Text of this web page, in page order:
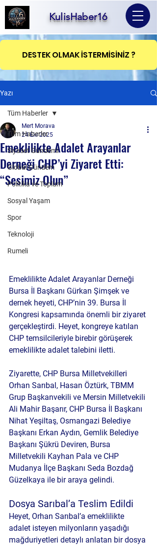
KulisHaber16
DESTEK OLMAK İSTERMİSİNİZ ?
Yazı
Tüm Haberler
Siyaset Gündemi
Global Gündem
Politika ve Toplum
Sosyal Yaşam
Spor
Teknoloji
Rumeli
Tüm Haberler
Emeklilikte Adalet Arayanlar
Derneği CHP’yi Ziyaret Etti:
“Sesimiz Olun”
Mert Morava
24 Eki 2025
Emeklilikte Adalet Arayanlar Derneği
Bursa İl Başkanı Gürkan Şimşek ve
dernek heyeti, CHP’nin 39. Bursa İl
Kongresi kapsamında önemli bir ziyaret
gerçekleştirdi. Heyet, kongreye katılan
CHP temsilcileriyle birebir görüşerek
emeklilikte adalet talebini iletti.
Ziyarette, CHP Bursa Milletvekilleri
Orhan Sarıbal, Hasan Öztürk, TBMM
Grup Başkanvekili ve Mersin Milletvekili
Ali Mahir Başarır, CHP Bursa İl Başkanı
Nihat Yeşiltaş, Osmangazi Belediye
Başkanı Erkan Aydın, Gemlik Belediye
Başkanı Şükrü Deviren, Bursa
Milletvekili Kayhan Pala ve CHP
Mudanya İlçe Başkanı Seda Bozdağ
Güzelkaya ile bir araya gelindi.
Dosya Sarıbal’a Teslim Edildi
Heyet, Orhan Sarıbal’a emeklilikte
adalet isteyen milyonların yaşadığı
mağduriyetleri detaylı anlatan bir dosya